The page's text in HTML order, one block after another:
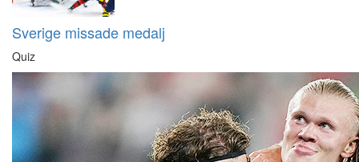
Sverige missade medalj
Quiz